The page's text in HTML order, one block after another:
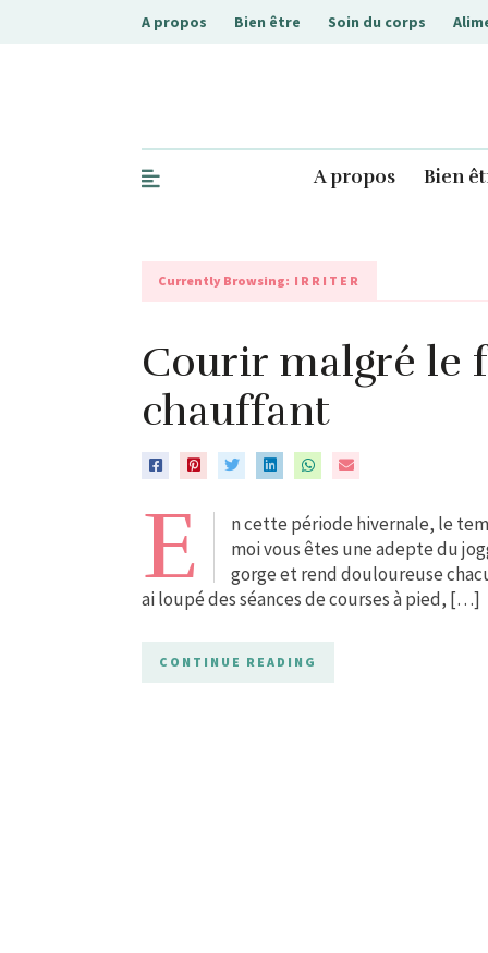
A propos Bien être Soin du corps
A propos Bien
Currently Browsing: IRRITER
Courir malgré le
chauffant
E
n cette période hivernale, le
moi vous êtes une adepte du
gorge et rend douloureuse
ai loupé des séances de courses à pied, […]
CONTINUE READING